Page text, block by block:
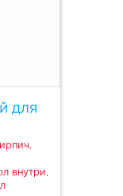
для
внутри,